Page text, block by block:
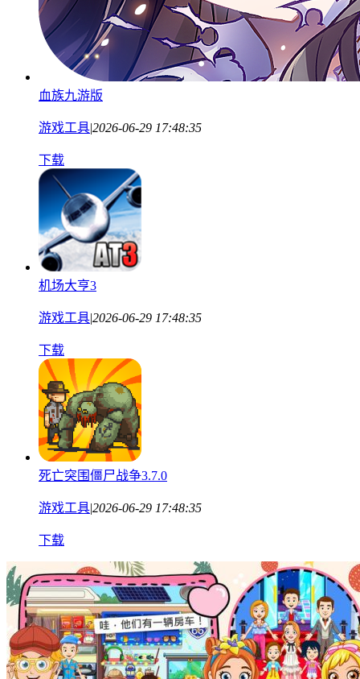
血族九游版
游戏工具|2026-06-29 17:48:35
下载
机场大亨3
游戏工具|2026-06-29 17:48:35
下载
死亡突围僵尸战争3.7.0
游戏工具|2026-06-29 17:48:35
下载